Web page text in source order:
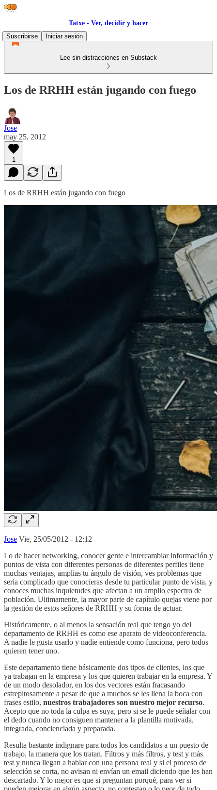
Tatxe - Ver, decidir y hacer
Suscribirse
Iniciar sesión
Lee sin distracciones en Substack
Los de RRHH están jugando con fuego
Jose
may 25, 2012
1
Los de RRHH están jugando con fuego
Jose Vie, 25/05/2012 - 12:12
Lo de hacer networking, conocer gente e intercambiar información y
puntos de vista con diferentes personas de diferentes perfiles tiene
muchas ventajas, amplias tu ángulo de visión, ves problemas que
sería complicado que conocieras desde tu particular punto de vista, y
conoces muchas inquietudes que afectan a un amplio espectro de
población. Ultimamente, la mayor parte de capítulo quejas viene por
la gestión de estos señores de RRHH y su forma de actuar.
Históricamente, o al menos la sensación real que tengo yo del
departamento de RRHH es como ese aparato de videoconferencia.
A nadie le gusta usarlo y nadie entiende como funciona, pero todos
quieren tener uno.
Este departamento tiene básicamente dos tipos de clientes, los que
ya trabajan en la empresa y los que quieren trabajar en la empresa. Y
de un modo desolador, en los dos vectores están fracasando
estrepitosamente a pesar de que a muchos se les llena la boca con
frases estilo, nuestros trabajadores son nuestro mejor recurso.
Acepto que no toda la culpa es suya, pero si se le puede señalar con
el dedo cuando no consiguen mantener a la plantilla motivada,
integrada, concienciada y preparada.
Resulta bastante indignare para todos los candidatos a un puesto de
trabajo, la manera que los tratan. Filtros y más filtros, y test y más
test y nunca llegan a hablar con una persona real y si el proceso de
selección se corta, no avisan ni envían un email diciendo que les han
descartado. Y lo mejor es que si preguntan porqué, para ver si